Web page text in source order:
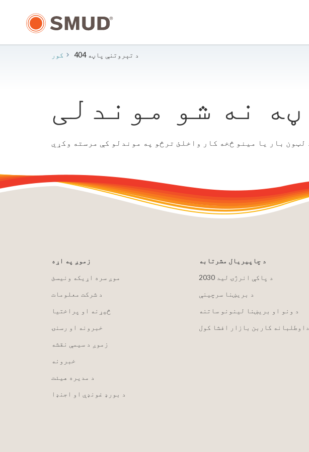
منځپانګې
کور 404 د تېروتنې پاڼه
زموږ په اړه
موږ سره اړیکه ونیسئ
د شرکت معلومات
څیړنه او پراختیا
خبرونه او رسنۍ
زموږ د سیمې نقشه
خبرونه
د مدیره هیئت
د بورډ غونډې او اجنډا
د چاپیریال مشرتابه
2030 د پاکې انرژۍ لید
د بریښنا سرچینې
د ونو او بریښنا لینونو ساتنه
داوطلبانه کاربن بازار افشا کول